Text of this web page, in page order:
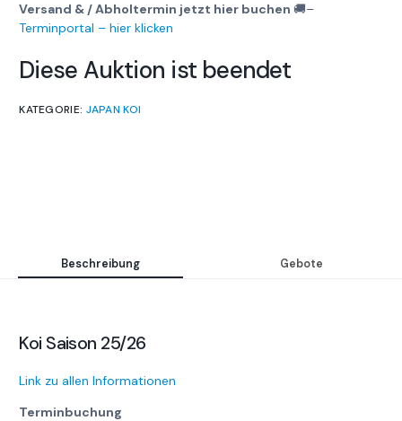
Versand & / Abholtermin jetzt hier buchen 🚚–
Terminportal – hier klicken
Diese Auktion ist beendet
KATEGORIE: JAPAN KOI
Beschreibung Gebote
Koi Saison 25/26
Link zu allen Informationen
Terminbuchung